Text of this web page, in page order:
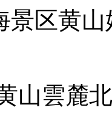
景区黄
山雲